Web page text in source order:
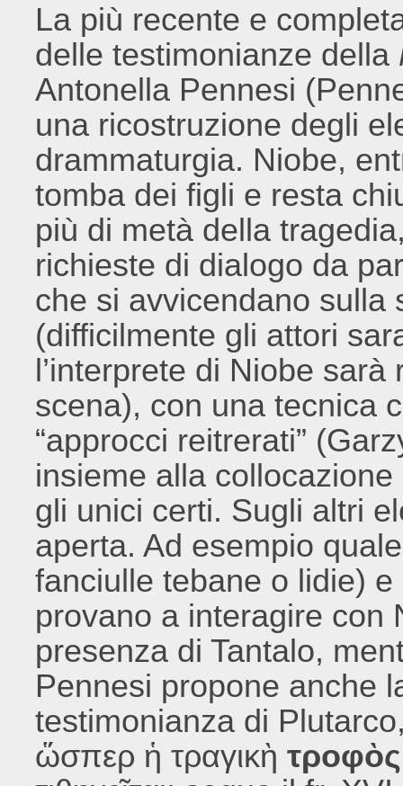
La più recente e
delle testimonianze della
Antonella Pennesi
una ricostruzione degli
drammaturgia. Niobe,
tomba dei figli e resta
più di metà della
richieste di dialogo da
che si avvicendano sulla
(difficilmente gli attori
l’interprete di Niobe
scena), con una tecnica
“approcci reitrerati”
insieme alla collocazione
gli unici certi. Sugli altri
aperta. Ad esempio
fanciulle tebane o lidie)
provano a interagire con
presenza di Tantalo,
Pennesi propone anche
testimonianza di
ὥσπερ ἡ τραγικὴτροφὸς